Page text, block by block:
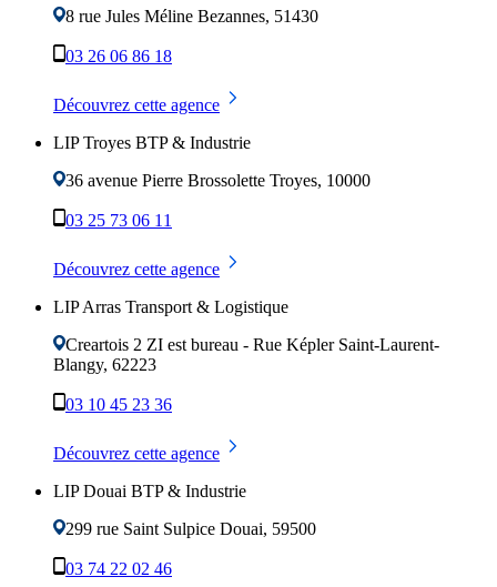
8 rue Jules Méline Bezannes, 51430
03 26 06 86 18
Découvrez cette agence
LIP Troyes BTP & Industrie
36 avenue Pierre Brossolette Troyes, 10000
03 25 73 06 11
Découvrez cette agence
LIP Arras Transport & Logistique
Creartois 2 ZI est bureau - Rue Képler Saint-Laurent-
Blangy, 62223
03 10 45 23 36
Découvrez cette agence
LIP Douai BTP & Industrie
299 rue Saint Sulpice Douai, 59500
03 74 22 02 46